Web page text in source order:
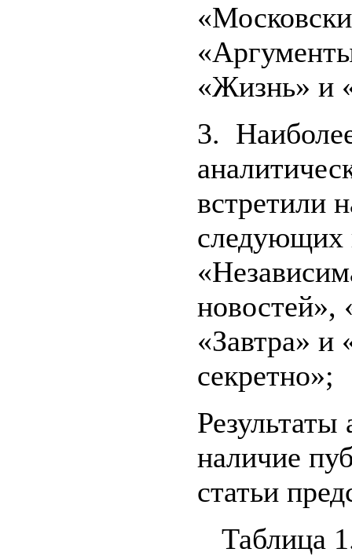
«Жизнь» и
3.
встретили
следующих
новостей»,
«Завтра» и
секретно»;
Результаты
наличие
статьи
Таблица